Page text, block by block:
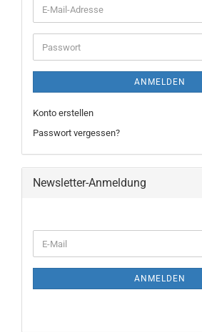
ANMELDEN
Konto erstellen
Passwort vergessen?
Newsletter-Anmeldung
ANMELDEN